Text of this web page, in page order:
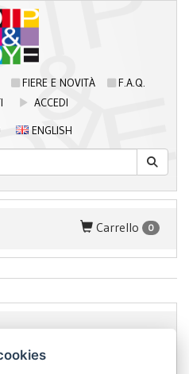
FIERE E NOVITÀ
F.A.Q.
ACCEDI
ENGLISH
Carrello 0
112, 20153 Milano (Italia)